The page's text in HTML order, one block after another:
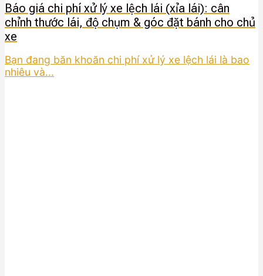
Báo giá chi phí xử lý xe lệch lái (xỉa lái): cân
chỉnh thước lái, độ chụm & góc đặt bánh cho chủ
xe
Bạn đang băn khoăn chi phí xử lý xe lệch lái là bao
nhiêu và...